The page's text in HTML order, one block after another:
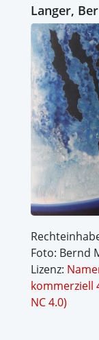
Langer,
Foto: Bernd
Lizenz:
kommerziell
NC 4.0)